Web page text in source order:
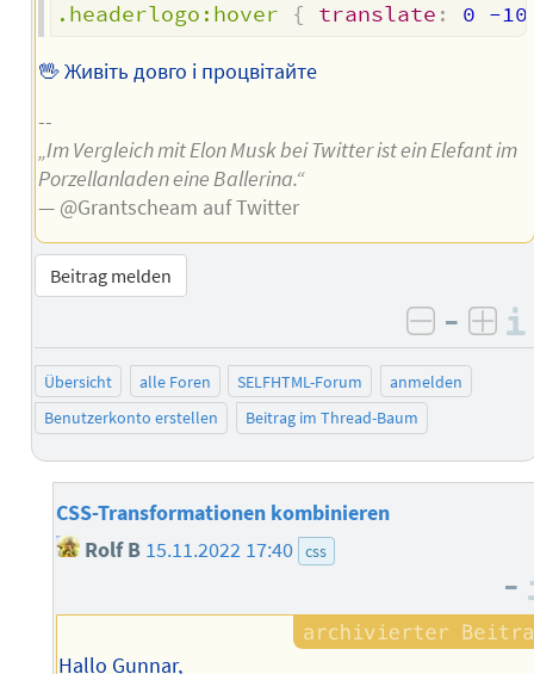
.headerlogo:hover { translate : 0 -
🖖 Живіть довго і процвітайте
--
„Im Vergleich mit Elon Musk bei Twitter ist ein Elefant im
Porzellanladen eine Ballerina.“
— @Grantscheam auf Twitter
Beitrag melden
negativ
–
Übersicht alle Foren SELFHTML-Forum
anmelden
Benutzerkonto erstellen
Beitrag im Thread-Baum
CSS-Transformationen kombinieren
Rolf B 15.11.2022 17:40 css
–
Hallo Gunnar,